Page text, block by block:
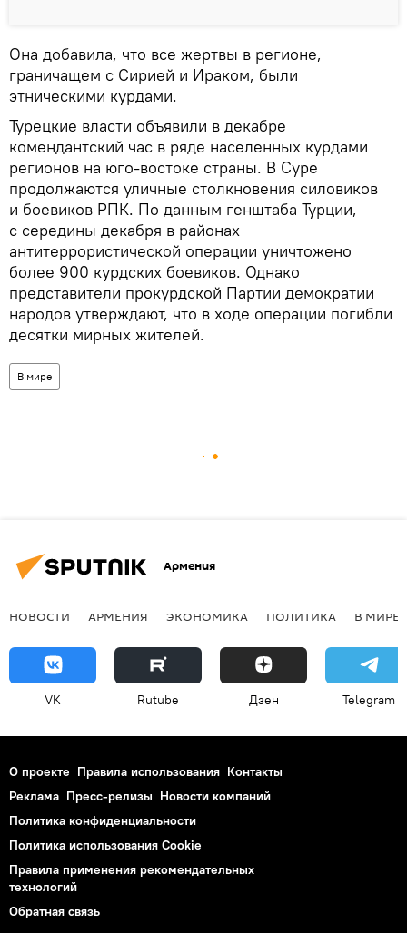
Она добавила, что все жертвы в регионе,
граничащем с Сирией и Ираком, были
этническими курдами.
Турецкие власти объявили в декабре
комендантский час в ряде населенных курдами
регионов на юго-востоке страны. В Суре
продолжаются уличные столкновения силовиков
и боевиков РПК. По данным генштаба Турции,
с середины декабря в районах
антитеррористической операции уничтожено
более 900 курдских боевиков. Однако
представители прокурдской Партии демократии
народов утверждают, что в ходе операции погибли
десятки мирных жителей.
В мире
Армения
НОВОСТИ АРМЕНИЯ ЭКОНОМИКА ПОЛИТИКА В МИРЕ
VK Rutube Дзен Telegram
О проекте Правила использования Контакты
Реклама Пресс-релизы Новости компаний
Политика конфиденциальности
Политика использования Cookie
Правила применения рекомендательных
технологий
Обратная связь